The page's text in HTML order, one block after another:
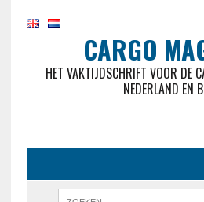
CARGO
HET VAKTIJDSCHRIFT VOOR DE
NEDERLAND EN